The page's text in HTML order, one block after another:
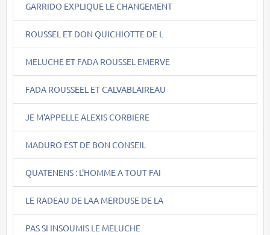
GARRIDO EXPLIQUE LE CHANGEMENT
ROUSSEL ET DON QUICHIOTTE DE L
MELUCHE ET FADA ROUSSEL EMERVE
FADA ROUSSEEL ET CALVABLAIREAU
JE M'APPELLE ALEXIS CORBIERE
MADURO EST DE BON CONSEIL
QUATENENS : L'HOMME A TOUT FAI
LE RADEAU DE LAA MERDUSE DE LA
PAS SI INSOUMIS LE MELUCHE